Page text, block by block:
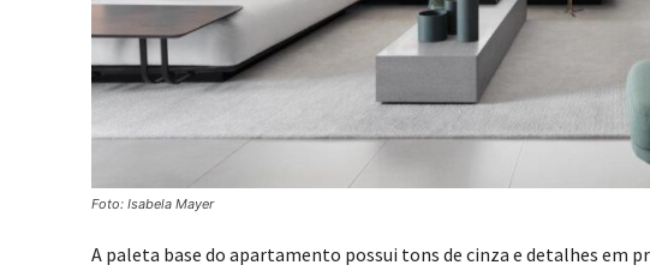
Foto: Isabela Mayer
A paleta base do apartamento possui tons de cinza e detalhes em